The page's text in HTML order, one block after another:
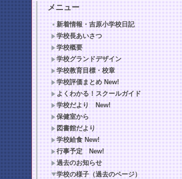
メニュー
新着情報・吉原小学校日記
学校長あいさつ
学校概要
学校グランドデザイン
学校教育目標・校章
学校評価まとめ New!
よくわかる！スクールガイド
学校だより New!
保健室から
図書館だより
学校給食 New!
行事予定 New!
過去のお知らせ
学校の様子（過去のページ）